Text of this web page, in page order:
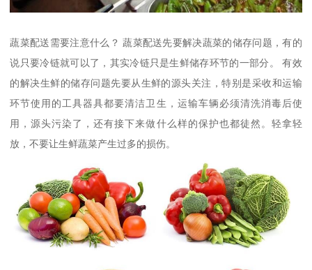
蔬菜配送需要注意什么？ 蔬菜配送先要解决蔬菜的储存问题，有的
说只要冷链就可以了，其实冷链只是生鲜储存环节的一部分。 有效
的解决生鲜的储存问题先要从生鲜的源头关注，特别是采收和运输
环节使用的工具器具都要清洁卫生，运输车辆必须清洗消毒后使
用，源头污染了，还有接下来做什么样的保护也都徒然。轻拿轻
放，不要让生鲜蔬菜产生过多的损伤。